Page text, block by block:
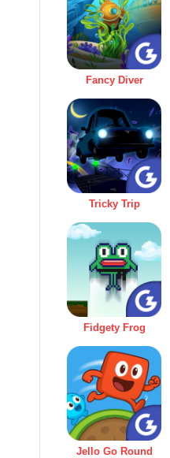
Fancy Diver
Tricky Trip
Fidgety Frog
Jello Go Round